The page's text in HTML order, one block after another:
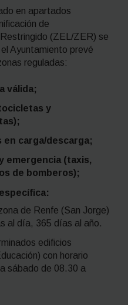
en apartados
de
(ZEL/ZER) se
Ayuntamiento prevé
reguladas:
válida;
y
en carga/descarga;
emergencia (taxis,
de bomberos);
de Renfe (San Jorge)
al día, 365 días al año.
edificios
con horario
sábado de 08.30 a